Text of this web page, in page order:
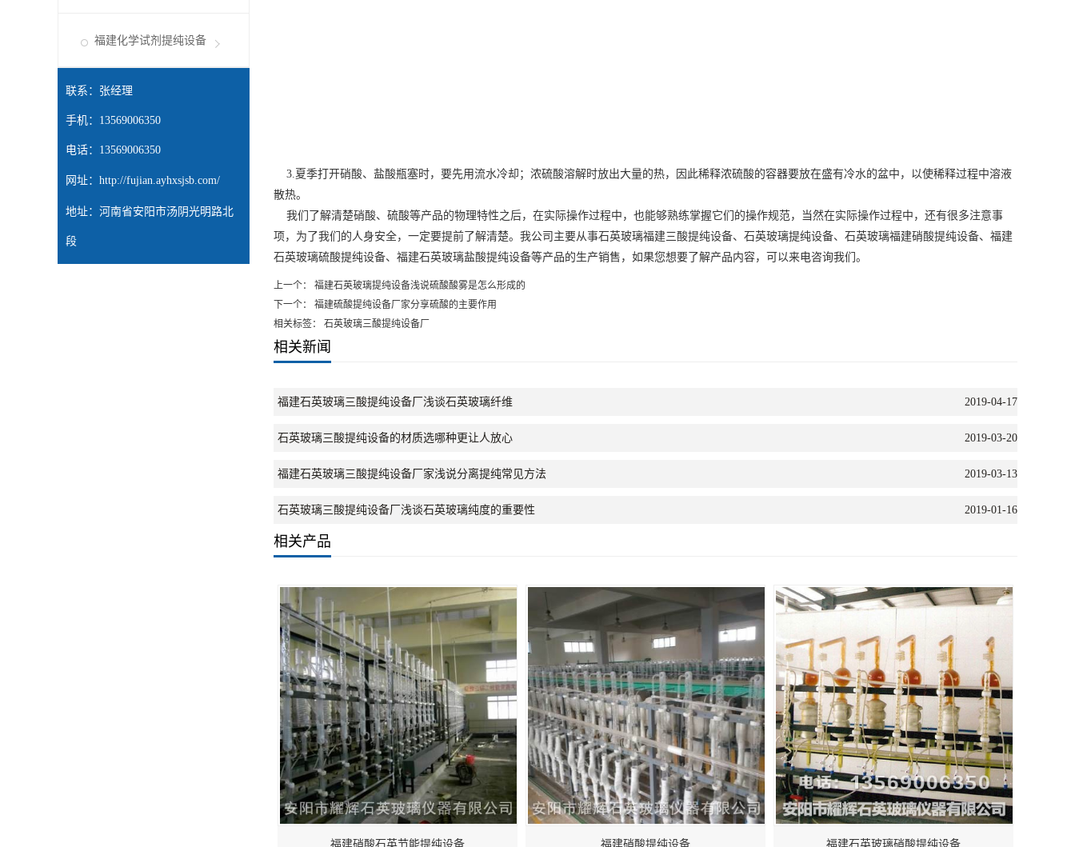
福建化学试剂提纯设备
联系：张经理
手机：13569006350
电话：13569006350
网址： http://fujian.ayhxsjsb.com/
地址：河南省安阳市汤阴光明路北
段
3.夏季打开硝酸、盐酸瓶塞时，要先用流水冷却；浓硫酸溶解时放出大量的热，因此稀释浓硫酸的容器要放在盛有冷水的盆中，以使稀释过程中溶液
散热。
我们了解清楚硝酸、硫酸等产品的物理特性之后，在实际操作过程中，也能够熟练掌握它们的操作规范，当然在实际操作过程中，还有很多注意事
项，为了我们的人身安全，一定要提前了解清楚。我公司主要从事石英玻璃福建三酸提纯设备、石英玻璃提纯设备、石英玻璃福建硝酸提纯设备、 福建
石英玻璃硫酸提纯设备、 福建石英玻璃盐酸提纯设备等产品的生产销售，如果您想要了解产品内容，可以来电咨询我们。
上一个：
福建石英玻璃提纯设备浅说硫酸酸雾是怎么形成的
下一个：
福建硫酸提纯设备厂家分享硫酸的主要作用
相关标签： 石英玻璃三酸提纯设备厂
相关新闻
福建石英玻璃三酸提纯设备厂浅谈石英玻璃纤维 2019-04-17
石英玻璃三酸提纯设备的材质选哪种更让人放心 2019-03-20
福建石英玻璃三酸提纯设备厂家浅说分离提纯常见方法 2019-03-13
石英玻璃三酸提纯设备厂浅谈石英玻璃纯度的重要性 2019-01-16
相关产品
福建硝酸石英节能提纯设备 福建硝酸提纯设备 福建石英玻璃硝酸提纯设备